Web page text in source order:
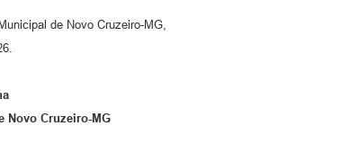
de Novo Cruzeiro-MG,
Novo Cruzeiro-MG